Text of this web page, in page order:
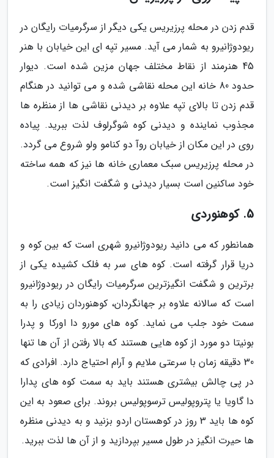
قدم زدن در محله پرزیریس یکی دیگر از سرگرمیات رایگان در
ریودوژانیرو به شمار می آید. مسیر تپه ای این خیابان با هنر
45 هنرمند از نقاط مختلف جهان مزین شده است. دیوار
حدود 80 خانه این محله نقاشی شده و می توانید در هنگام
قدم زدن تا بالای تپه علاوه بر دیدنی نقاشی ها از منظره ها
مجذوب نماینده و دیدنی کوه شوگرلوف لذت ببرید. پیاده
روی در این مکان از خیابان روآ دو کنامو ولو شروع می گردد.
در محله پرزیریس سبک معماری خانه ها نیز که همه ساخته
خود ساکنین است بسیار دیدنی و شگفت انگیز است.
5. کوهنوردی
همانطور که می دانید ریودوژانیرو شهری است که بین کوه و
دریا قرار گرفته است. کوه های سر به فلک کشیده یکی از
برترین و شگفت انگیزترین سرگرمیات رایگان در ریودوژانیرو
است که سالانه علاوه بر جهانگردان، کوهنوردان زیادی را به
سمت خود جلب می نماید. کوه های مورو دا اورکا و پدرا
بونیتا دو مورد از کوه هایی هستند که بالا رفتن از آن ها تنها
30 دقیقه زمان با سرعتی ملایم و آرام احتیاج دارد. افرادی که
در پی چالش بیشتری هستند باید به سمت کوه های پدارا
دا گاویا یا پتروپولیس ترسوپولیس بروند. برای صعود به این
کوه ها باید 3 روز در کوهستان اردو بزنید و به دیدنی منظره
ها حیرت انگیز در طول مسیر بپردازید و از آن ها لذت ببرید.